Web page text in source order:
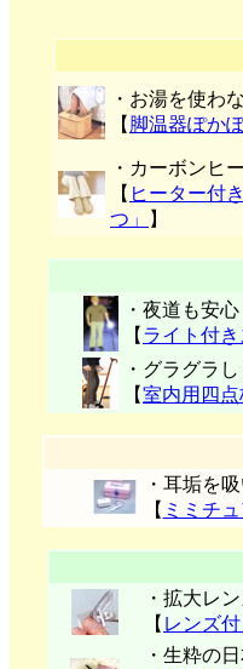
・お湯を使わ
【 脚温器ぽか
・カーボンヒ
【 ヒーター付
つ」
】
・夜道も安心
【 ライト付き
・グラグラし
【室内用四点
・耳垢を
【 ミミチ
・拡大レ
【 レンズ
・生粋の